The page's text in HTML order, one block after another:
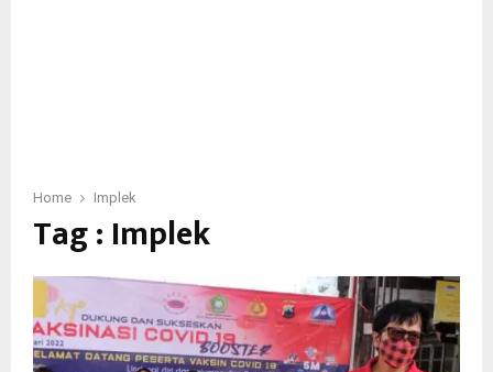
Home Implek
Tag : Implek